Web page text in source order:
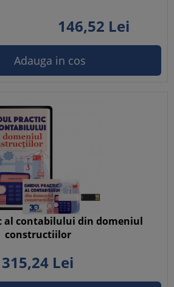
146,52 Lei
Adauga in cos
al contabilului din domeniul
constructiilor
315,24 Lei